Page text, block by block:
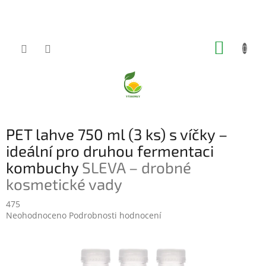
PET lahve 750 ml (3 ks) s víčky –
ideální pro druhou fermentaci
kombuchy SLEVA – drobné
kosmetické vady
475
Průměrné
Neohodnoceno Podrobnosti hodnocení